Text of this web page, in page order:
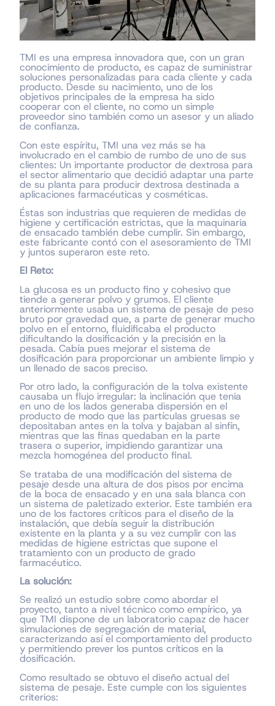
TMI es una empresa innovadora que, con un gran
conocimiento de producto, es capaz de suministrar
soluciones personalizadas para cada cliente y cada
producto. Desde su nacimiento, uno de los
objetivos principales de la empresa ha sido
cooperar con el cliente, no como un simple
proveedor sino también como un asesor y un aliado
de confianza.
Con este espíritu, TMI una vez más se ha
involucrado en el cambio de rumbo de uno de sus
clientes: Un importante productor de dextrosa para
el sector alimentario que decidió adaptar una parte
de su planta para producir dextrosa destinada a
aplicaciones farmacéuticas y cosméticas.
Éstas son industrias que requieren de medidas de
higiene y certificación estrictas, que la maquinaria
de ensacado también debe cumplir. Sin embargo,
este fabricante contó con el asesoramiento de TMI
y juntos superaron este reto.
El Reto:
La glucosa es un producto fino y cohesivo que
tiende a generar polvo y grumos. El cliente
anteriormente usaba un sistema de pesaje de peso
bruto por gravedad que, a parte de generar mucho
polvo en el entorno, fluidificaba el producto
dificultando la dosificación y la precisión en la
pesada. Cabía pues mejorar el sistema de
dosificación para proporcionar un ambiente limpio y
un llenado de sacos preciso.
Por otro lado, la configuración de la tolva existente
causaba un flujo irregular: la inclinación que tenia
en uno de los lados generaba dispersión en el
producto de modo que las partículas gruesas se
depositaban antes en la tolva y bajaban al sinfín,
mientras que las finas quedaban en la parte
trasera o superior, impidiendo garantizar una
mezcla homogénea del producto final.
Se trataba de una modificación del sistema de
pesaje desde una altura de dos pisos por encima
de la boca de ensacado y en una sala blanca con
un sistema de paletizado exterior. Este también era
uno de los factores críticos para el diseño de la
instalación, que debía seguir la distribución
existente en la planta y a su vez cumplir con las
medidas de higiene estrictas que supone el
tratamiento con un producto de grado
farmacéutico.
La solución:
Se realizó un estudio sobre como abordar el
proyecto, tanto a nivel técnico como empírico, ya
que TMI dispone de un laboratorio capaz de hacer
simulaciones de segregación de material,
caracterizando así el comportamiento del producto
y permitiendo prever los puntos críticos en la
dosificación.
Como resultado se obtuvo el diseño actual del
sistema de pesaje. Este cumple con los siguientes
criterios: